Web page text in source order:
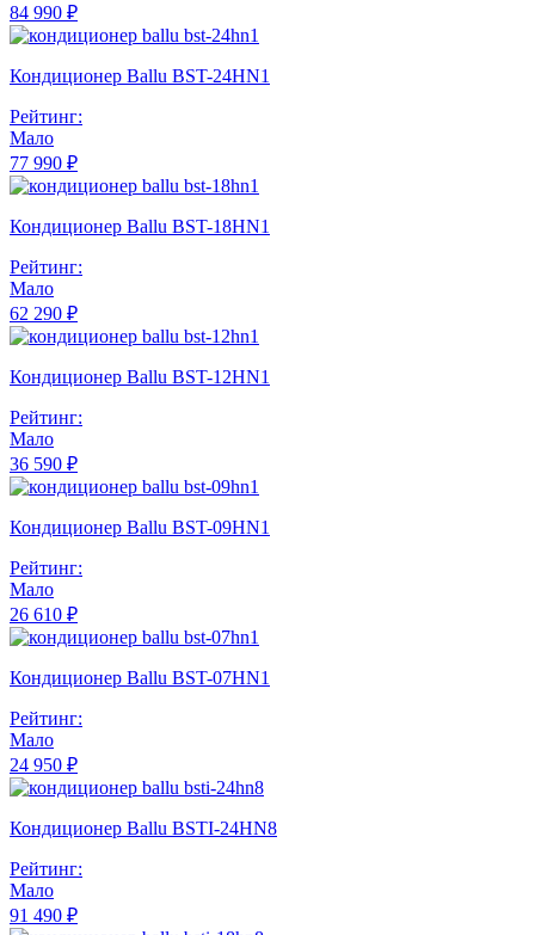
84 990 ₽
Кондиционер Ballu BST-24HN1
Рейтинг:
Мало
77 990 ₽
Кондиционер Ballu BST-18HN1
Рейтинг:
Мало
62 290 ₽
Кондиционер Ballu BST-12HN1
Рейтинг:
Мало
36 590 ₽
Кондиционер Ballu BST-09HN1
Рейтинг:
Мало
26 610 ₽
Кондиционер Ballu BST-07HN1
Рейтинг:
Мало
24 950 ₽
Кондиционер Ballu BSTI-24HN8
Рейтинг:
Мало
91 490 ₽